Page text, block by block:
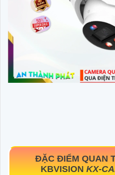
ĐẶC ĐIỂM QUAN
KBVISION KX-